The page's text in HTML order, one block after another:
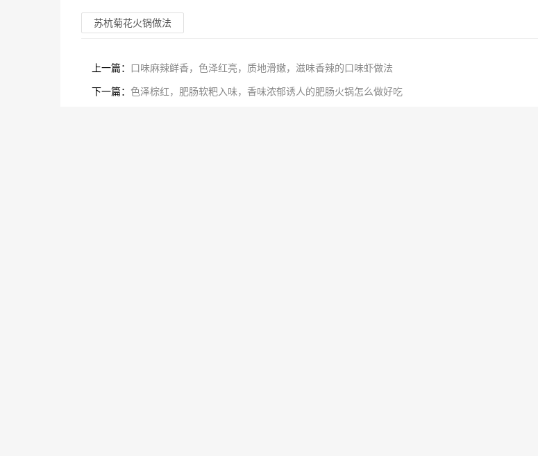
苏杭菊花火锅做法
上一篇： 口味麻辣鲜香，色泽红亮，质地滑嫩，滋味香辣的口味虾做法
下一篇： 色泽棕红，肥肠软粑入味，香味浓郁诱人的肥肠火锅怎么做好吃